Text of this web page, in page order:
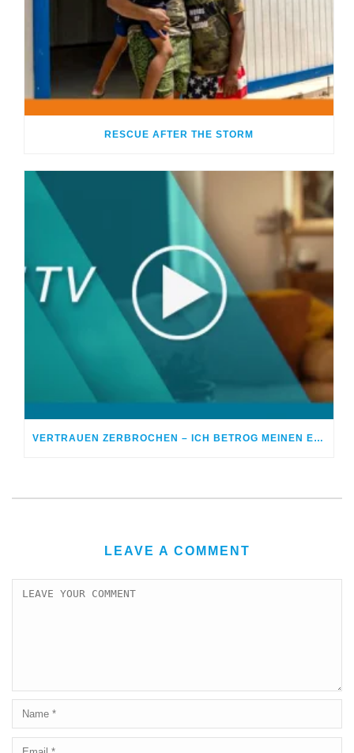
RESCUE AFTER THE STORM
VERTRAUEN ZERBROCHEN – ICH BETROG MEINEN EHEPARTNER
LEAVE A COMMENT